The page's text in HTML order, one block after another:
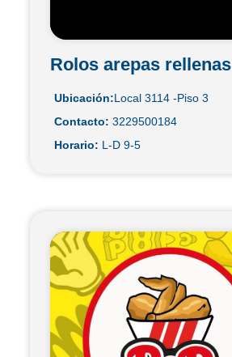
Rolos arepas rellenas
Ubicación:Local 3114 -Piso 3
Contacto: 3229500184
Horario: L-D 9-5